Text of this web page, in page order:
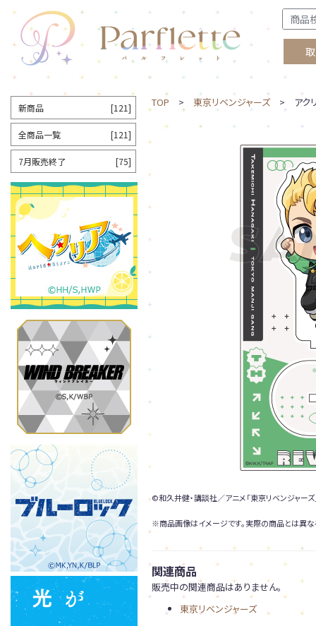
TOP > 東京リベンジャーズ> アクリ
©和久井健・講談社／アニメ「東京リベンジャー
※商品画像はイメージです。実際の商品とは異な
関連商品
販売中の関連商品はありません。
東京リベンジャーズ
新商品 [121]
全商品一覧 [121]
7月販売終了 [75]